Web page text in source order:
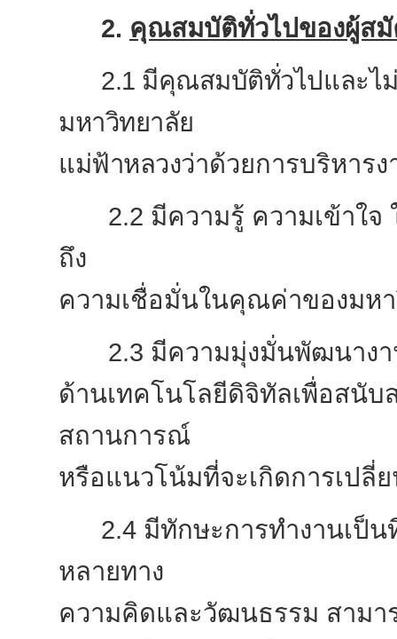
2. คุณสมบัติทั่วไปของผู้ส
2.1 มีคุณสมบัติทั่วไปและไ
มหาวิทยาลัย
แม่ฟ้าหลวงว่าด้วยการบริหาร
2.2 มีความรู้ ความเข้าใ
ถึง
ความเชื่อมั่นในคุณค่าของมห
2.3 มีความมุ่งมั่นพัฒนางา
ด้านเทคโนโลยีดิจิทัลเพื่อสนั
สถานการณ์
หรือแนวโน้มที่จะเกิดการเปลี่
2.4 มีทักษะการทำงานเป็น
หลายทาง
ความคิดและวัฒนธรรม สามา